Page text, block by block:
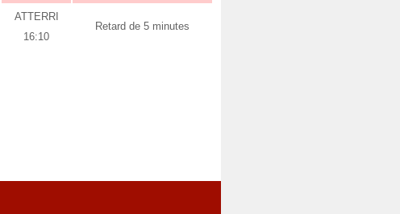
ATTERRI
16:10
Retard de 5 minutes